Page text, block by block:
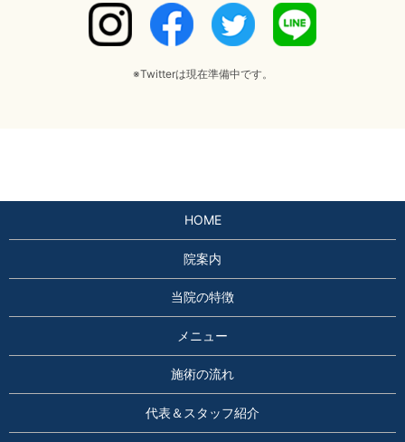
※Twitterは現在準備中です。
HOME
院案内
当院の特徴
メニュー
施術の流れ
代表＆スタッフ紹介